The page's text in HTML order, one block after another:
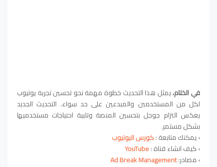
في الختام،يمثل هذا التحديث خطوة مهمة نحو تحسين تجربة يوتيوب
لكل من المستخدمين والمبدعين على حد سواء. التحديث الجديد
يعكس التزام جوجل بتحسين المنصة وتلبية احتياجات مستخدميها
بشكل مستمر.
› يمكنك متابعة :كورس اليوتيوب
›كيف انشاء قناة :YouTube
›مصادر:Ad Break Management